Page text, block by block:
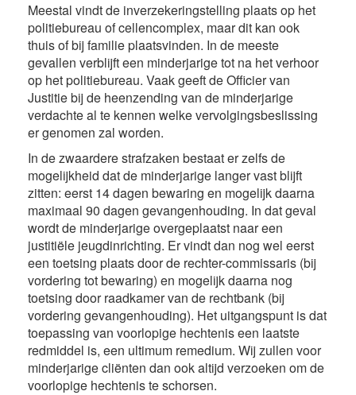
Meestal vindt de inverzekeringstelling plaats op het
politiebureau of cellencomplex, maar dit kan ook
thuis of bij familie plaatsvinden. In de meeste
gevallen verblijft een minderjarige tot na het verhoor
op het politiebureau. Vaak geeft de Officier van
Justitie bij de heenzending van de minderjarige
verdachte al te kennen welke vervolgingsbeslissing
er genomen zal worden.
In de zwaardere strafzaken bestaat er zelfs de
mogelijkheid dat de minderjarige langer vast blijft
zitten: eerst 14 dagen bewaring en mogelijk daarna
maximaal 90 dagen gevangenhouding. In dat geval
wordt de minderjarige overgeplaatst naar een
justitiële jeugdinrichting. Er vindt dan nog wel eerst
een toetsing plaats door de rechter-commissaris (bij
vordering tot bewaring) en mogelijk daarna nog
toetsing door raadkamer van de rechtbank (bij
vordering gevangenhouding). Het uitgangspunt is dat
toepassing van voorlopige hechtenis een laatste
redmiddel is, een ultimum remedium. Wij zullen voor
minderjarige cliënten dan ook altijd verzoeken om de
voorlopige hechtenis te schorsen.